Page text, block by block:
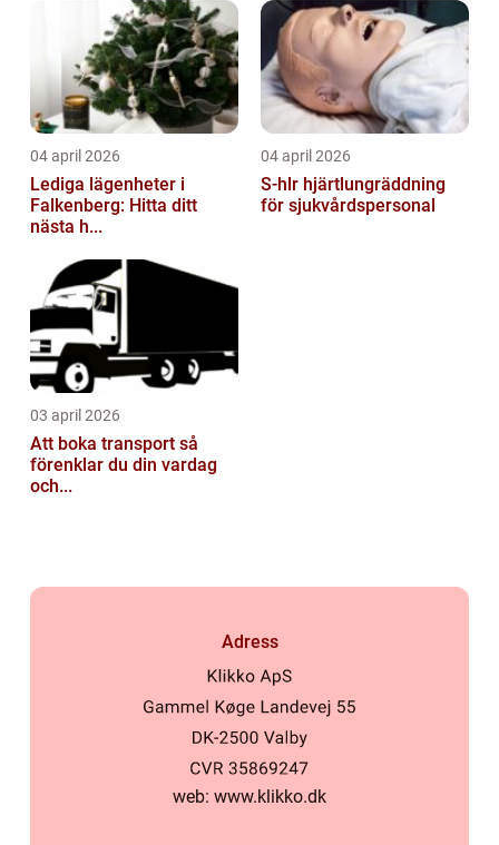
04 april 2026
Lediga lägenheter i
Falkenberg: Hitta ditt
nästa h...
04 april 2026
S-hlr hjärtlungräddning
för sjukvårdspersonal
03 april 2026
Att boka transport så
förenklar du din vardag
och...
Adress
web: www.klikko.dk